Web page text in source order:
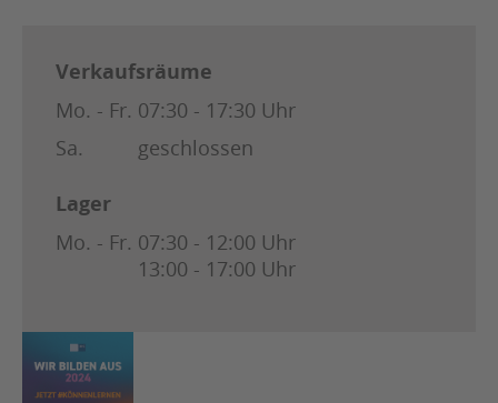
Verkaufsräume
Mo. - Fr. 07:30 - 17:30 Uhr
Sa.
geschlossen
Lager
Mo. - Fr. 07:30 - 12:00 Uhr
13:00 - 17:00 Uhr